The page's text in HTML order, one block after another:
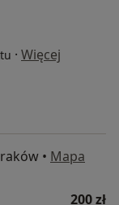
· Więcej
• Mapa
200 zł